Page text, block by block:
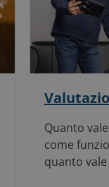
Quanto
come
quanto